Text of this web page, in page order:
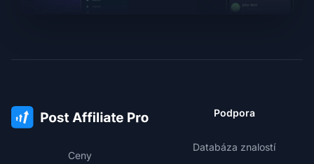
Ceny
Podpora
Databáza znalostí